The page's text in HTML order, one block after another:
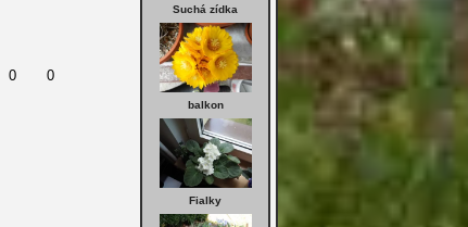
Suchá zídka
balkon
Fialky
0 0